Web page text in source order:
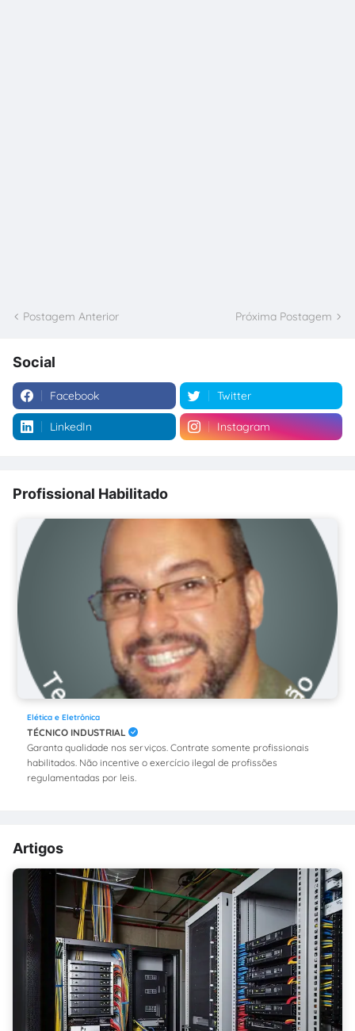
Postagem Anterior Próxima Postagem
Social
Facebook Twitter
LinkedIn Instagram
Profissional Habilitado
Elética e Eletrônica
TÉCNICO INDUSTRIAL
Garanta qualidade nos serviços. Contrate somente profissionais
habilitados. Não incentive o exercício ilegal de profissões
regulamentadas por leis.
Artigos